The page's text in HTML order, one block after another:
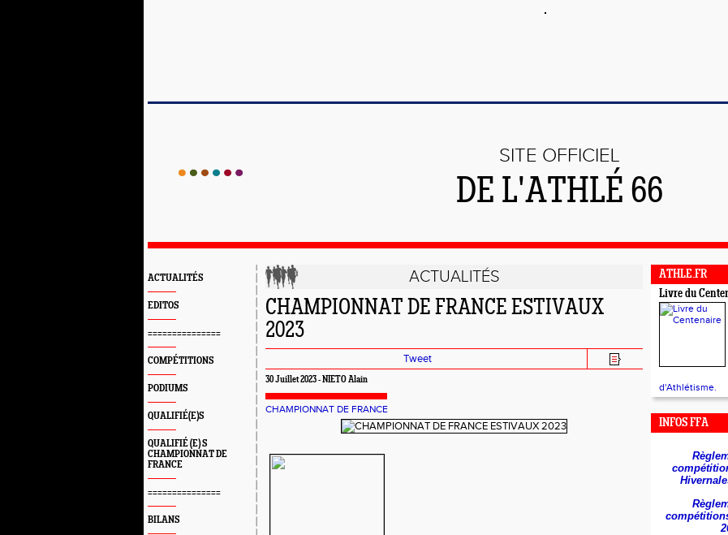
SITE OFFICIEL
DE L'ATHLÉ 66
ACTUALITÉS
EDITOS
===============
COMPÉTITIONS
PODIUMS
QUALIFIÉ(E)S
QUALIFIÉ (E) S
CHAMPIONNAT DE
FRANCE
===============
BILANS
ACTUALITÉS
CHAMPIONNAT DE FRANCE ESTIVAUX
2023
Tweet
30 Juillet 2023 - NIETO Alain
CHAMPIONNAT DE FRANCE
ATHLE.FR
Livre du
d'Athlétisme.
INFOS FFA